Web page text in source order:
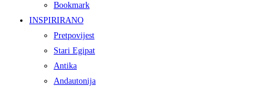
Bookmark
INSPIRIRANO
Pretpovijest
Stari Egipat
Antika
Andautonija